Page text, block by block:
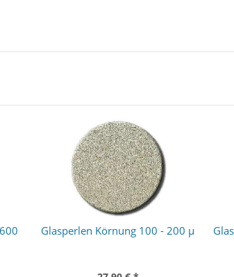
Glasperlen Körnung 100 - 200 µ